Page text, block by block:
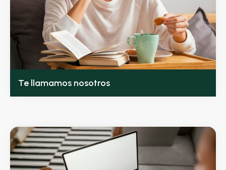
Te llamamos nosotros